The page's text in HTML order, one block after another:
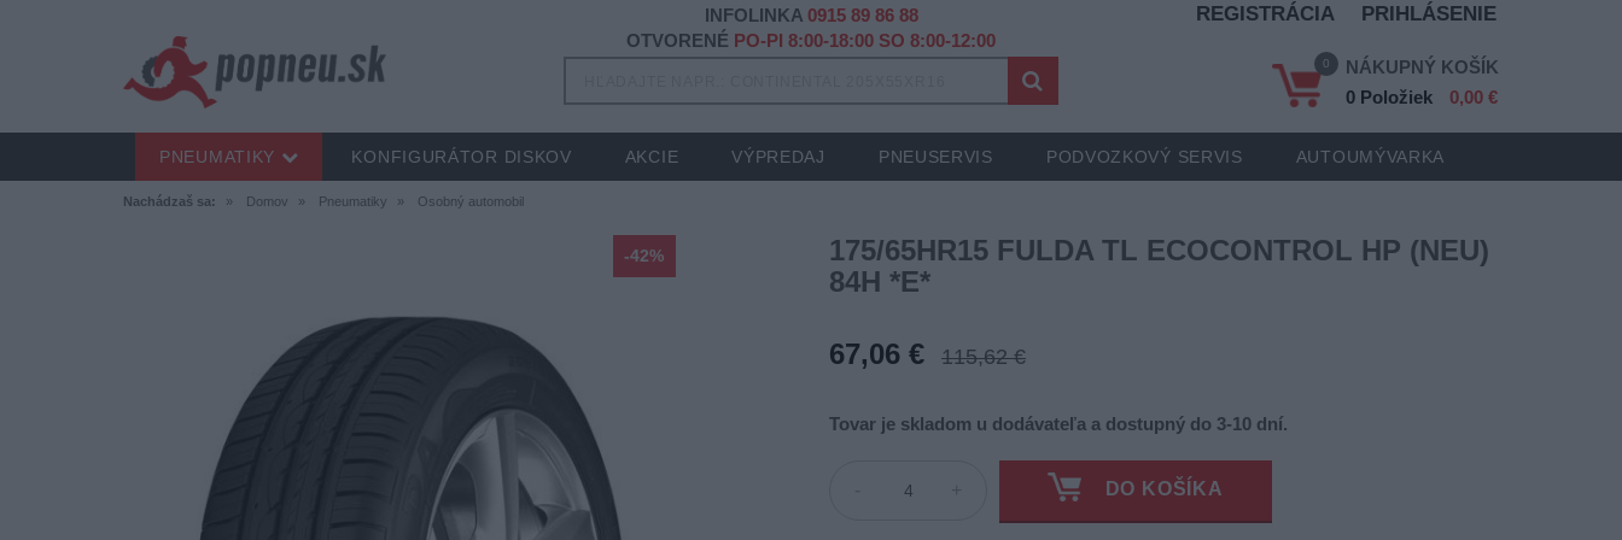
Nachádzaš sa: Domov Pneumatiky Osobný automobil
175/65HR15 FULDA TL ECOCONTROL HP (NEU)
84H *E*
67,06 € 115,62 €
Tovar je skladom u dodávateľa a dostupný do 3-10 dní.
DO KOŠÍKA
-42%
INFOLINKA 0915 89 86 88
OTVORENÉ PO-PI 8:00-18:00 SO 8:00-12:00
REGISTRÁCIA PRIHLÁSENIE
0
NÁKUPNÝ KOŠÍK
0 Položiek
0,00 €
PNEUMATIKY KONFIGURÁTOR DISKOV AKCIE VÝPREDAJ PNEUSERVIS PODVOZKOVÝ SERVIS AUTOUMÝVARKA